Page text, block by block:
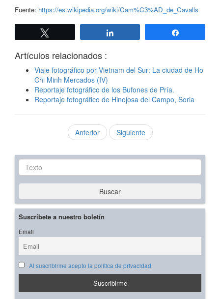
Fuente: https://es.wikipedia.org/wiki/Cam%C3%AD_de_Cavalls
Artículos relacionados :
Viaje fotográfico por Vietnam del Sur: La ciudad de Ho
Chi Minh Mercados (IV)
Reportaje fotográfico de los Bufones de Pría.
Reportaje fotográfico de Hinojosa del Campo, Soria
Anterior Siguiente
Texto
Buscar
Suscríbete a nuestro boletín
Email
Al suscribirme acepto la política de privacidad